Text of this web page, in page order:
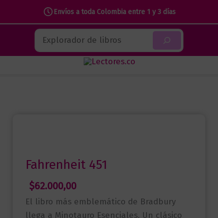
Envíos a toda Colombia entre 1 y 3 días
contenido
Buscar
Fahrenheit 451
$62.000,00
El libro más emblemático de Bradbury
llega a Minotauro Esenciales. Un clásico